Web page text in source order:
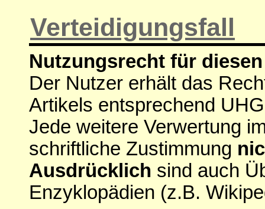
Verteidigungsfall
Nutzungsrecht für
Der Nutzer erhält das
Artikels entsprechend
Jede weitere Verwertung
schriftliche Zustimmung
Ausdrücklich sind auch
Enzyklopädien (z.B.